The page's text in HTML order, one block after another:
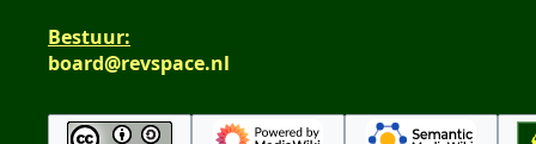
Bestuur:
board@revspace.nl